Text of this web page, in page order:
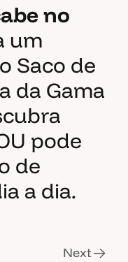
no
um
Saco de
da Gama
pode
de
a dia.
Next